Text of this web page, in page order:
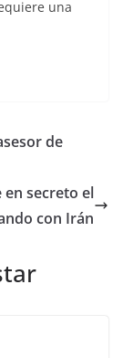
una
de
en secreto el
con Irán